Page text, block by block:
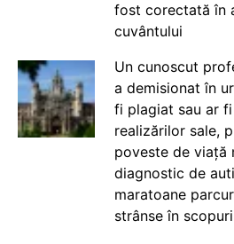
fost corectată în
cuvântului
Un cunoscut
a demisionat în
fi plagiat sau ar
realizărilor sale,
poveste de viață
diagnostic de
maratoane
strânse în